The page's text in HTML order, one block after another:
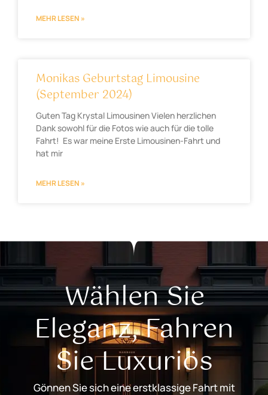
MEHR LESEN »
Monikas Geburtstag Limousine
(September 2024)
Guten Tag Krystal Limousinen Vielen herzlichen
Dank sowohl für die Fotos wie auch für die tolle
Fahrt! Es war meine Erste Limousinen-Fahrt und
hat mir
MEHR LESEN »
Wählen Sie
Eleganz, Fahren
Sie Luxuriös
Gönnen Sie sich eine erstklassige Fahrt mit